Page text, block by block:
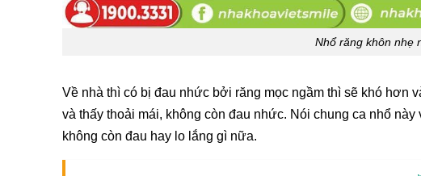
Nhổ răng khôn nhẹ
Về nhà thì có bị đau nhức bởi răng mọc ngầm thì sẽ khó hơn
và thấy thoải mái, không còn đau nhức. Nói chung ca nhổ
không còn đau hay lo lắng gì nữa.